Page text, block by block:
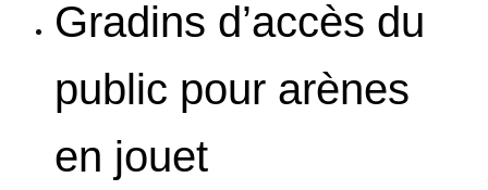
Gradins d’accès du
public pour arènes
en jouet